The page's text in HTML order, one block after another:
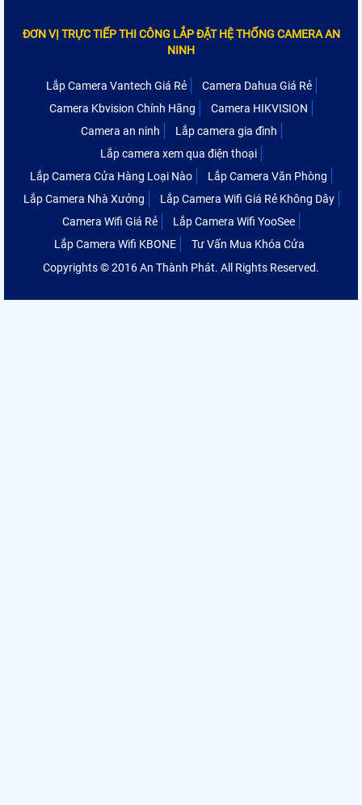
ĐƠN VỊ TRỰC TIẾP THI CÔNG LẮP ĐẶT HỆ THỐNG CAMERA AN
NINH
Lắp Camera Vantech Giá Rẻ
Camera Dahua Giá Rẻ
Camera Kbvision Chính Hãng
Camera HIKVISION
Camera an ninh
Lắp camera gia đình
Lắp camera xem qua điện thoại
Lắp Camera Cửa Hàng Loại Nào
Lắp Camera Văn Phòng
Lắp Camera Nhà Xưởng
Lắp Camera Wifi Giá Rẻ Không Dây
Camera Wifi Giá Rẻ
Lắp Camera Wifi YooSee
Lắp Camera Wifi KBONE
Tư Vấn Mua Khóa Cửa
Copyrights © 2016 An Thành Phát. All Rights Reserved.